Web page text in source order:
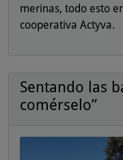
merinas, todo esto
cooperativa Actyva.
Sentando las
comérselo”